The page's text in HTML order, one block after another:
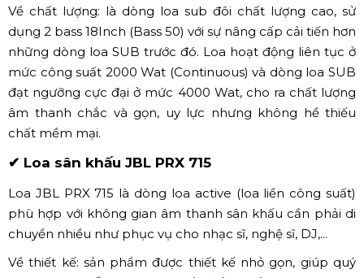
Loa Sub đôi JBL 828S
Loa Sub đôi JBL 828S được biết đến là một trong những
dòng loa với chất lượng âm thanh tuyệt đỉnh và độ bền
cơ học cao. Không những vậy, sản phẩm còn nổi bật với
những đường nét thiết kế vô cùng mạnh mẽ và chuyên
nghiệp.
Về thiết kế: bề mặt loa được phủ một lớp sơn đen nhánh,
tôn lên sự sang trọng cho không gian biểu diễn.
Về chất lượng: là dòng loa sub đôi chất lượng cao, sử
những dòng loa SUB trước đó. Loa hoạt động liên tục ở